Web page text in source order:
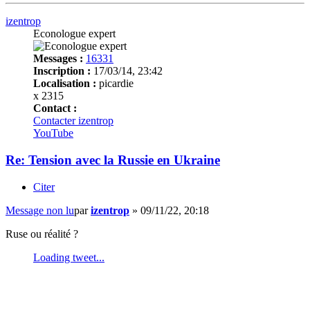
izentrop
Econologue expert
Messages : 16331
Inscription : 17/03/14, 23:42
Localisation : picardie
x 2315
Contact :
Contacter izentrop
YouTube
Re: Tension avec la Russie en Ukraine
Citer
Message non luparizentrop » 09/11/22, 20:18
Ruse ou réalité ?